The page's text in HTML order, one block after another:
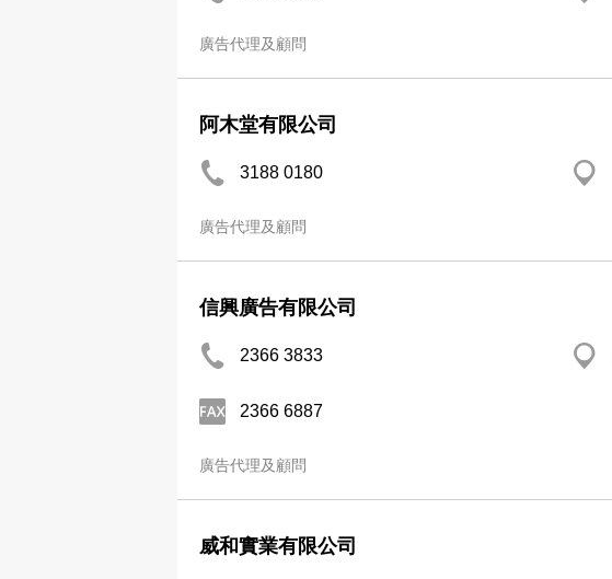
廣告代理及顧問
阿木堂有限公司
3188 0180
廣告代理及顧問
信興廣告有限公司
2366 3833
2366 6887
廣告代理及顧問
威和實業有限公司